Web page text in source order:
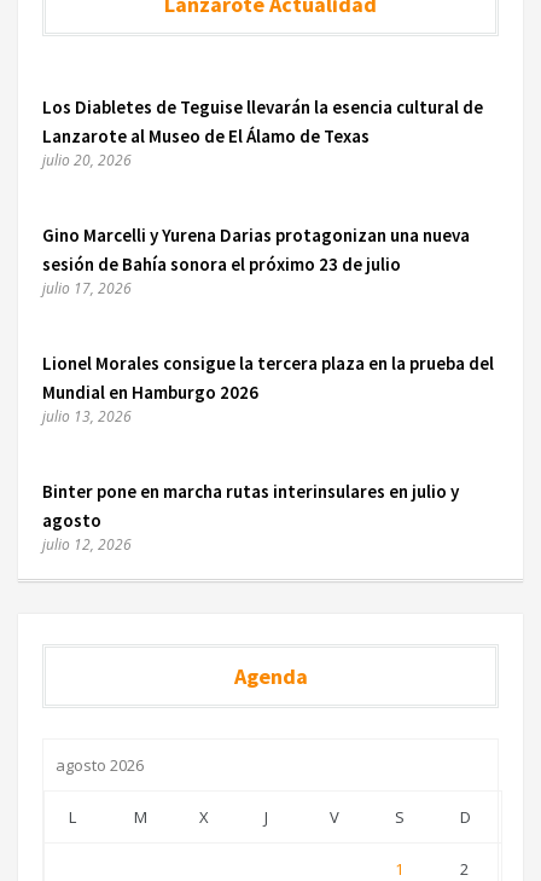
Los Diabletes de Teguise llevarán la esencia cultural de
Lanzarote al Museo de El Álamo de Texas
julio 20, 2026
Gino Marcelli y Yurena Darias protagonizan una nueva
sesión de Bahía sonora el próximo 23 de julio
julio 17, 2026
Lionel Morales consigue la tercera plaza en la prueba del
Mundial en Hamburgo 2026
julio 13, 2026
Binter pone en marcha rutas interinsulares en julio y
agosto
julio 12, 2026
Agenda
agosto 2026
L M X J V S D
1 2